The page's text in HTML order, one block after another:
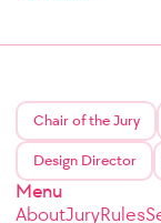
Chair of the Jury
Design Director
Menu
AboutJuryRules